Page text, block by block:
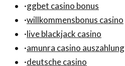
·ggbet casino bonus
·willkommensbonus casino
·live blackjack casino
·amunra casino auszahlung
·deutsche casino